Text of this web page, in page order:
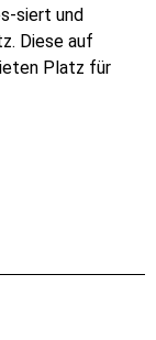
siert und
Diese auf
Platz für